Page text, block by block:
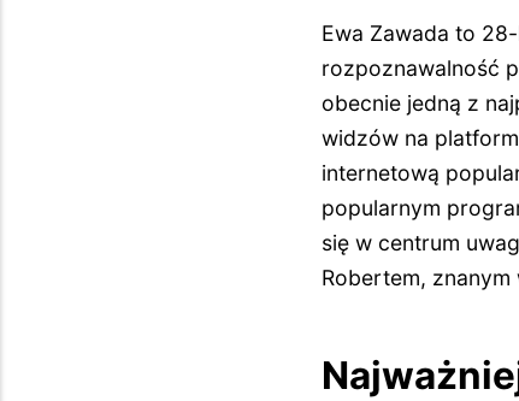
Ewa Zawada to
rozpoznawalność
obecnie jedną z
widzów na
internetową
popularnym
się w centrum
Robertem,